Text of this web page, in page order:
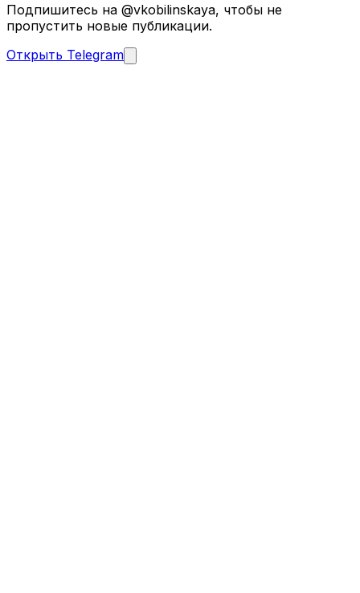
Подпишитесь на @vkobilinskaya, чтобы не
пропустить новые публикации.
Открыть Telegram